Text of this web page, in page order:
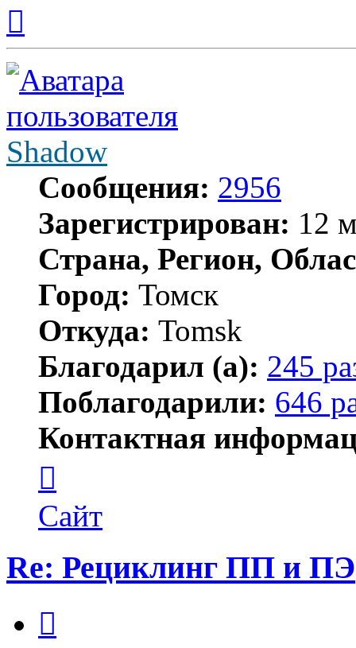
началу
Shadow
Сообщения: 2956
Зарегистрирован: 12
Страна, Регион,
Город: Томск
Откуда: Tomsk
Благодарил (а): 245
Поблагодарили: 646
Контактная
пользователя
Shadow
Сайт
Re: Рециклинг ПП и ПЭ